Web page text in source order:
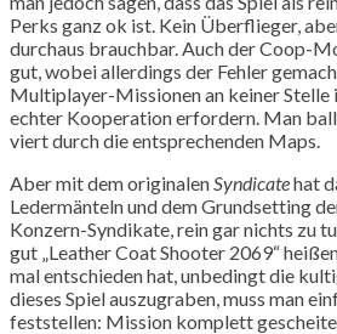
Perks ganz ok ist. Kein Überflieger,
durchaus brauchbar. Auch der Coop-
gut, wobei allerdings der Fehler
Multiplayer-Missionen an keiner Stelle
echter Kooperation erfordern. Man
viert durch die entsprechenden Maps.
Aber mit dem originalen Syndicatehat
Ledermänteln und dem Grundsetting
Konzern-Syndikate, rein gar nichts zu
gut „Leather Coat Shooter 2069“
mal entschieden hat, unbedingt die
dieses Spiel auszugraben, muss man
feststellen: Mission komplett